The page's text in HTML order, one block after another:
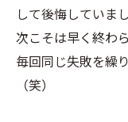
して後悔していま
次こそは早く終わ
毎回同じ失敗を繰
（笑）